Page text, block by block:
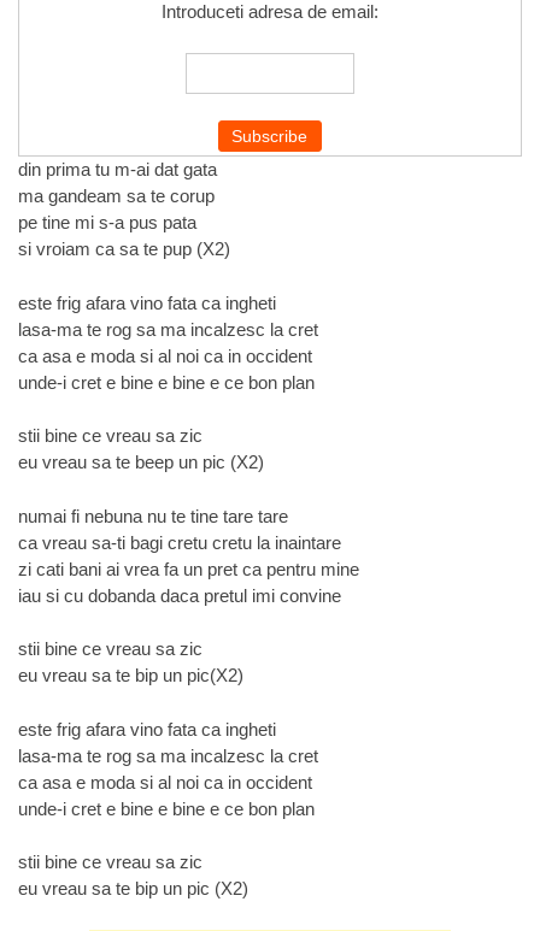
Introduceti adresa de email:
din prima tu m-ai dat gata
ma gandeam sa te corup
pe tine mi s-a pus pata
si vroiam ca sa te pup (X2)
este frig afara vino fata ca ingheti
lasa-ma te rog sa ma incalzesc la cret
ca asa e moda si al noi ca in occident
unde-i cret e bine e bine e ce bon plan
stii bine ce vreau sa zic
eu vreau sa te beep un pic (X2)
numai fi nebuna nu te tine tare tare
ca vreau sa-ti bagi cretu cretu la inaintare
zi cati bani ai vrea fa un pret ca pentru mine
iau si cu dobanda daca pretul imi convine
stii bine ce vreau sa zic
eu vreau sa te bip un pic(X2)
este frig afara vino fata ca ingheti
lasa-ma te rog sa ma incalzesc la cret
ca asa e moda si al noi ca in occident
unde-i cret e bine e bine e ce bon plan
stii bine ce vreau sa zic
eu vreau sa te bip un pic (X2)